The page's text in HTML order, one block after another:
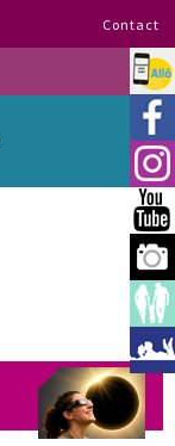
Contact
Allo